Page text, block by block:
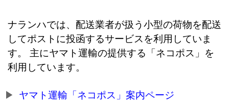
ナランハでは、配送業者が扱う小型の荷物を配送
してポストに投函するサービスを利用していま
す。 主にヤマト運輸の提供する「ネコポス」を
利用しています。
ヤマト運輸「ネコポス」案内ページ